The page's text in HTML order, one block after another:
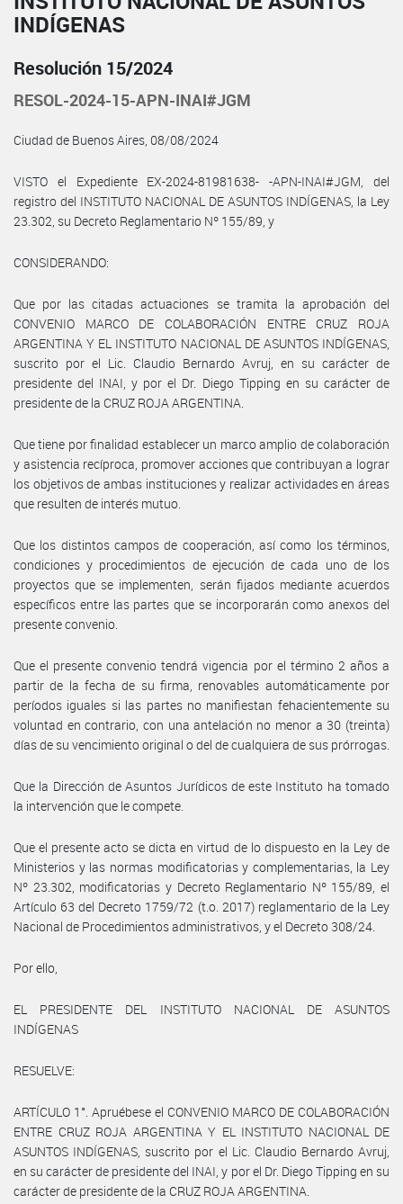
INDÍGENAS
Resolución 15/2024
RESOL-2024-15-APN-INAI#JGM
Ciudad de Buenos Aires, 08/08/2024
VISTO el Expediente EX-2024-81981638- -APN-INAI#JGM, del
registro del INSTITUTO NACIONAL DE ASUNTOS INDÍGENAS, la Ley
23.302, su Decreto Reglamentario Nº 155/89, y
CONSIDERANDO:
Que por las citadas actuaciones se tramita la aprobación del
CONVENIO MARCO DE COLABORACIÓN ENTRE CRUZ ROJA
ARGENTINA Y EL INSTITUTO NACIONAL DE ASUNTOS INDÍGENAS,
suscrito por el Lic. Claudio Bernardo Avruj, en su carácter de
presidente del INAI, y por el Dr. Diego Tipping en su carácter de
presidente de la CRUZ ROJA ARGENTINA.
Que tiene por finalidad establecer un marco amplio de colaboración
y asistencia recíproca, promover acciones que contribuyan a lograr
los objetivos de ambas instituciones y realizar actividades en áreas
que resulten de interés mutuo.
Que los distintos campos de cooperación, así como los términos,
condiciones y procedimientos de ejecución de cada uno de los
proyectos que se implementen, serán fijados mediante acuerdos
específicos entre las partes que se incorporarán como anexos del
presente convenio.
Que el presente convenio tendrá vigencia por el término 2 años a
partir de la fecha de su firma, renovables automáticamente por
períodos iguales si las partes no manifiestan fehacientemente su
voluntad en contrario, con una antelación no menor a 30 (treinta)
días de su vencimiento original o del de cualquiera de sus prórrogas.
Que la Dirección de Asuntos Jurídicos de este Instituto ha tomado
la intervención que le compete.
Que el presente acto se dicta en virtud de lo dispuesto en la Ley de
Ministerios y las normas modificatorias y complementarias, la Ley
Nº 23.302, modificatorias y Decreto Reglamentario Nº 155/89, el
Artículo 63 del Decreto 1759/72 (t.o. 2017) reglamentario de la Ley
Nacional de Procedimientos administrativos, y el Decreto 308/24.
Por ello,
EL PRESIDENTE DEL INSTITUTO NACIONAL DE ASUNTOS
INDÍGENAS
RESUELVE:
ARTÍCULO 1°. Apruébese el CONVENIO MARCO DE COLABORACIÓN
ENTRE CRUZ ROJA ARGENTINA Y EL INSTITUTO NACIONAL DE
ASUNTOS INDÍGENAS, suscrito por el Lic. Claudio Bernardo Avruj,
en su carácter de presidente del INAI, y por el Dr. Diego Tipping en su
carácter de presidente de la CRUZ ROJA ARGENTINA.